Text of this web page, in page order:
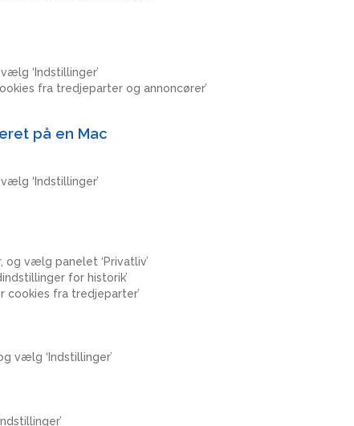
‘Indstillinger’
fra tredjeparter og annoncører’
på en Mac
‘Indstillinger’
og vælg panelet ‘Privatliv’
for historik’
cookies fra tredjeparter’
vælg ‘Indstillinger’